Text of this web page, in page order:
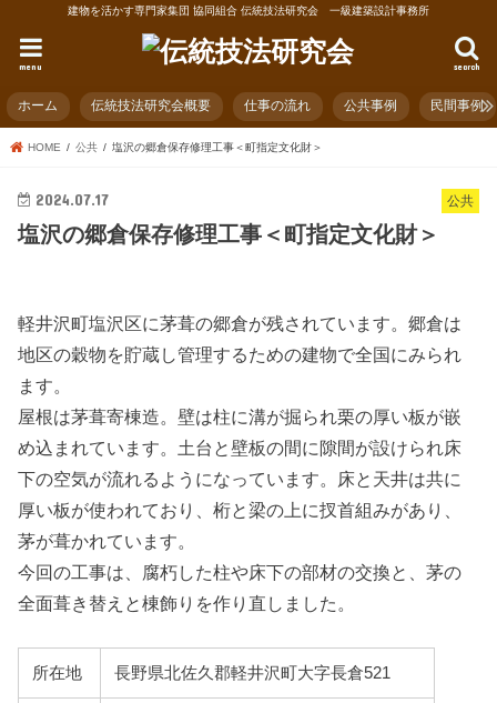
建物を活かす専門家集団 協同組合 伝統技法研究会 一級建築設計事務所
search
menu
ホーム 伝統技法研究会概要 仕事の流れ 公共事例 民間事例
HOME 公共 塩沢の郷倉保存修理工事＜町指定文化財＞
公共
2024.07.17
塩沢の郷倉保存修理工事＜町指定文化財＞
軽井沢町塩沢区に茅葺の郷倉が残されています。郷倉は
地区の穀物を貯蔵し管理するための建物で全国にみられ
ます。
屋根は茅葺寄棟造。壁は柱に溝が掘られ栗の厚い板が嵌
め込まれています。土台と壁板の間に隙間が設けられ床
下の空気が流れるようになっています。床と天井は共に
厚い板が使われており、桁と梁の上に扠首組みがあり、
茅が葺かれています。
今回の工事は、腐朽した柱や床下の部材の交換と、茅の
全面葺き替えと棟飾りを作り直しました。
所在地 長野県北佐久郡軽井沢町大字長倉521